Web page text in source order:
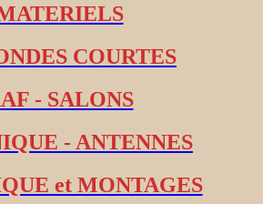
COURTES
- SALONS
- ANTENNES
et MONTAGES